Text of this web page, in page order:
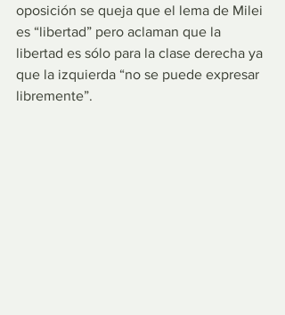
oposición se queja que el lema de Milei
es “libertad” pero aclaman que la
libertad es sólo para la clase derecha ya
que la izquierda “no se puede expresar
libremente”.